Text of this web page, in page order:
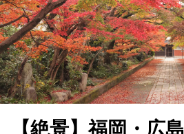
【絶景】福岡・広